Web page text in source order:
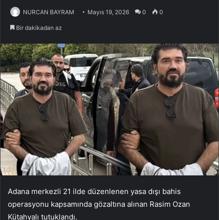
NURCAN BAYRAM Mayıs 19, 2026 0 0
Bir dakikadan az
Adana merkezli 21 ilde düzenlenen yasa dışı bahis
operasyonu kapsamında gözaltına alınan Rasim Ozan
Kütahyalı tutuklandı.